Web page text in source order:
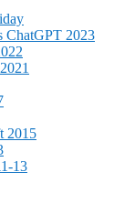
ChatGPT 2023
2015
13